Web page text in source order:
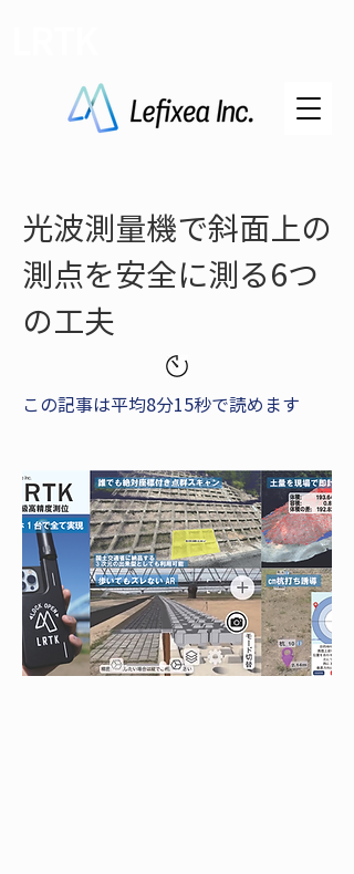
光波測量機で斜面上の
測点を安全に測る6つ
の工夫
この記事は平均8分15秒で読めます